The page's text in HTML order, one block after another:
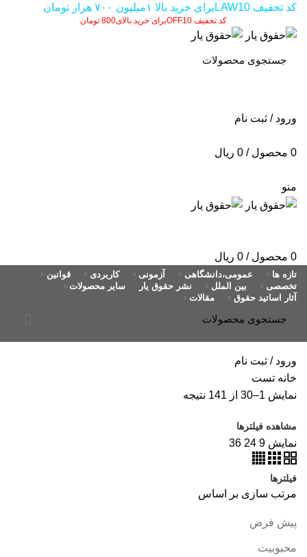
کد تخفیف LAW10برای خرید بالا ۱میلیون ۷۰۰ هزار تومان
کد تخفیف OFF10برای خرید بالای800 تومان
ورود / ثبت نام
0 محصول /
0 ریال
منو
0 محصول /
0 ریال
تازه ها عمومی،دانشگاهی آزمونی کاربردی
قوانین
تخصصی
بین الملل نشر حقوق یار
سایر محصولات
آثار اساتید حقوق
مقالات
ورود / ثبت نام
خانه تست
نمایش 1–30 از 141 نتیجه
مشاهده فیلترها
نمایش 9
24
36
فیلترها
مرتب سازی بر اساس
پیش فرض
محبوبیت